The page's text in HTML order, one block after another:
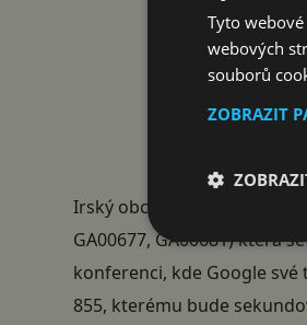
Irský obchod zveřejnil také
GA00677, GA00681) která
konferenci, kde Google své
855, kterému bude
Tyto
webových
souborů
ZOBRAZIT